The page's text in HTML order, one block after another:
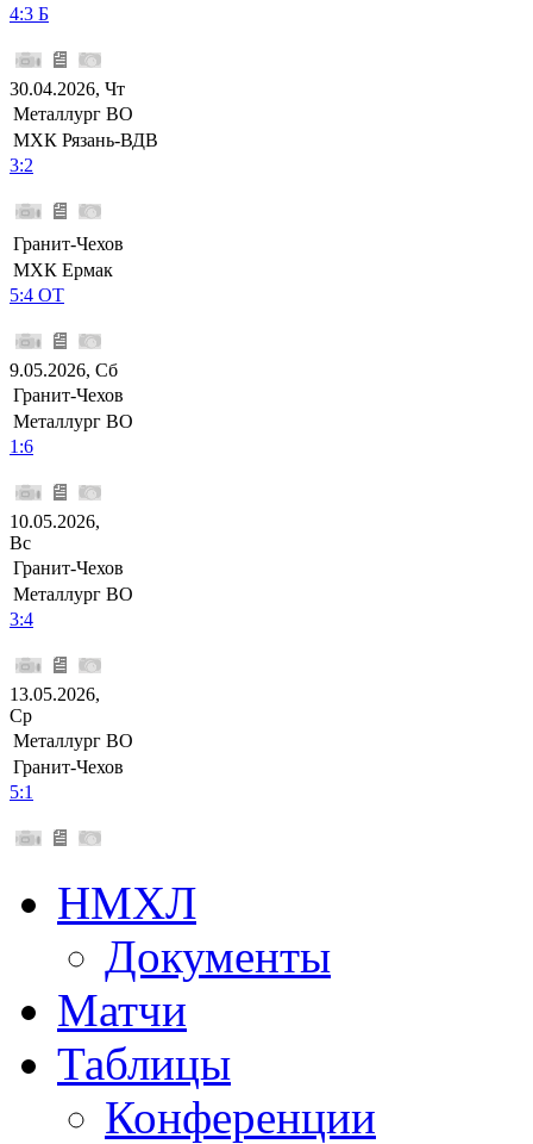
4:3 Б
30.04.2026, Чт
Металлург ВО
МХК Рязань-ВДВ
3:2
Гранит-Чехов
МХК Ермак
5:4 ОТ
9.05.2026, Сб
Гранит-Чехов
Металлург ВО
1:6
10.05.2026,
Вс
Гранит-Чехов
Металлург ВО
3:4
13.05.2026,
Ср
Металлург ВО
Гранит-Чехов
5:1
НМХЛ
Документы
Матчи
Таблицы
Конференции